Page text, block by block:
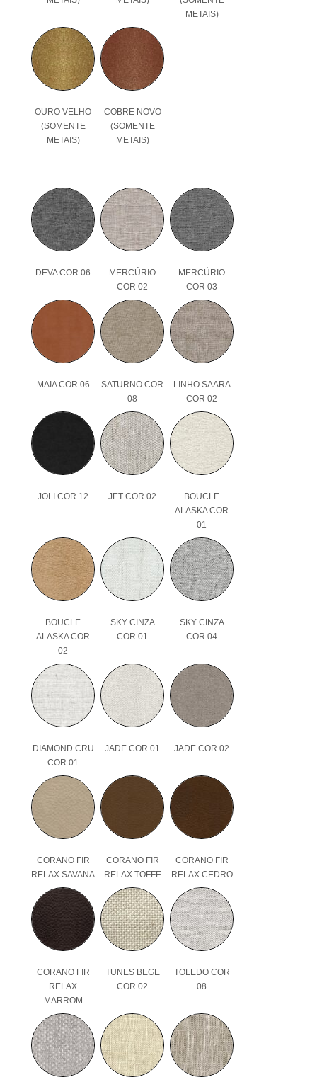
METAIS)
OURO VELHO
(SOMENTE
METAIS)
COBRE NOVO
(SOMENTE
METAIS)
DEVA COR 06
MERCÚRIO
COR 02
MERCÚRIO
COR 03
MAIA COR 06
SATURNO COR
08
LINHO SAARA
COR 02
JOLI COR 12 JET COR 02
BOUCLE
ALASKA COR
01
BOUCLE
ALASKA COR
02
SKY CINZA
COR 01
SKY CINZA
COR 04
DIAMOND CRU
COR 01
JADE COR 01 JADE COR 02
CORANO FIR
RELAX SAVANA
CORANO FIR
RELAX TOFFE
CORANO FIR
RELAX CEDRO
CORANO FIR
RELAX
MARROM
TUNES BEGE
COR 02
TOLEDO COR
08